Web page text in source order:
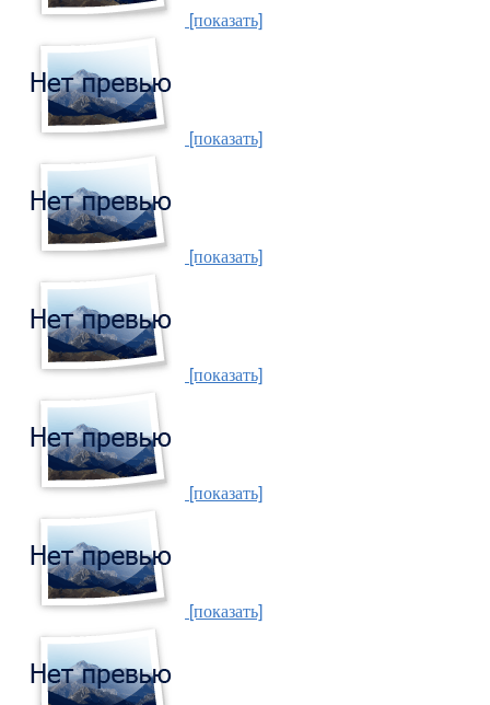
[показать]
[показать]
[показать]
[показать]
[показать]
[показать]